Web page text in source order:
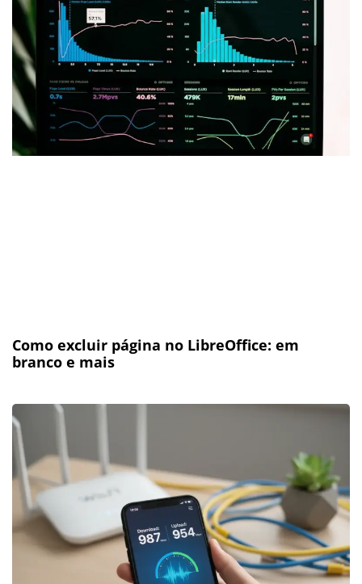
Como excluir página no LibreOffice: em
branco e mais